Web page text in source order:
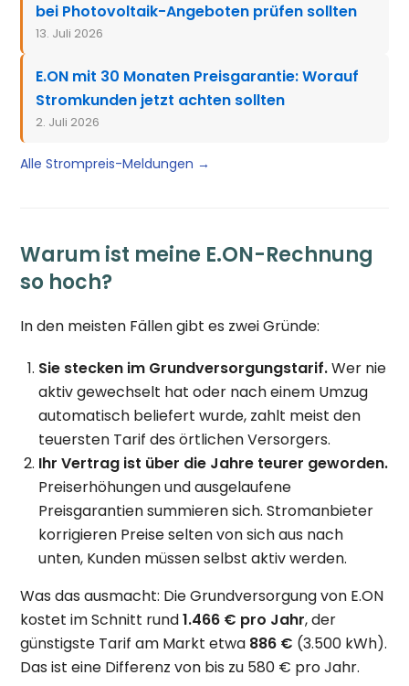
bei Photovoltaik-Angeboten prüfen sollten
13. Juli 2026
E.ON mit 30 Monaten Preisgarantie: Worauf
Stromkunden jetzt achten sollten
2. Juli 2026
Alle Strompreis-Meldungen →
Warum ist meine E.ON-Rechnung
so hoch?
In den meisten Fällen gibt es zwei Gründe:
Sie stecken im Grundversorgungstarif.Wer nie
aktiv gewechselt hat oder nach einem Umzug
automatisch beliefert wurde, zahlt meist den
teuersten Tarif des örtlichen Versorgers.
Ihr Vertrag ist über die Jahre teurer geworden.
Preiserhöhungen und ausgelaufene
Preisgarantien summieren sich. Stromanbieter
korrigieren Preise selten von sich aus nach
unten, Kunden müssen selbst aktiv werden.
Was das ausmacht: Die Grundversorgung von E.ON
kostet im Schnitt rund1.466 € pro Jahr, der
günstigste Tarif am Markt etwa 886 € (3.500 kWh).
Das ist eine Differenz von bis zu 580 € pro Jahr.